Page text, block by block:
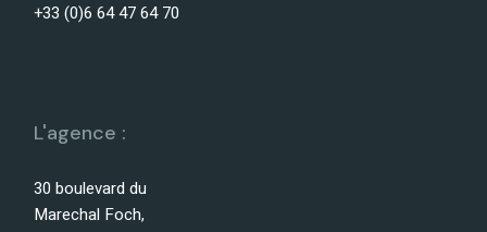
+33 (0)6 64 47 64 70
L'agence :
30 boulevard du
Marechal Foch,